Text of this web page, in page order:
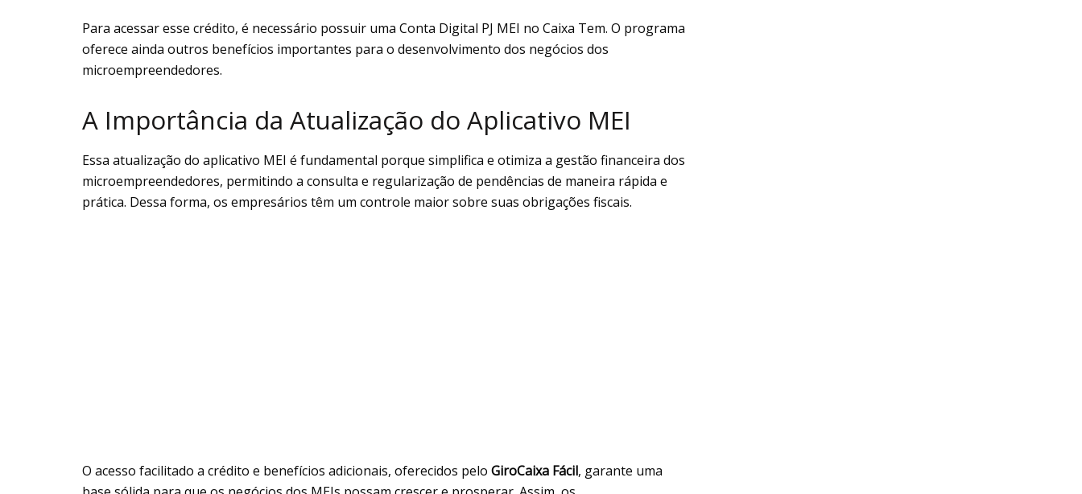
Para acessar esse crédito, é necessário possuir uma Conta Digital PJ MEI no Caixa Tem. O programa
oferece ainda outros benefícios importantes para o desenvolvimento dos negócios dos
microempreendedores.
A Importância da Atualização do Aplicativo MEI
Essa atualização do aplicativo MEI é fundamental porque simplifica e otimiza a gestão financeira dos
microempreendedores, permitindo a consulta e regularização de pendências de maneira rápida e
prática. Dessa forma, os empresários têm um controle maior sobre suas obrigações fiscais.
O acesso facilitado a crédito e benefícios adicionais, oferecidos pelo GiroCaixa Fácil, garante uma